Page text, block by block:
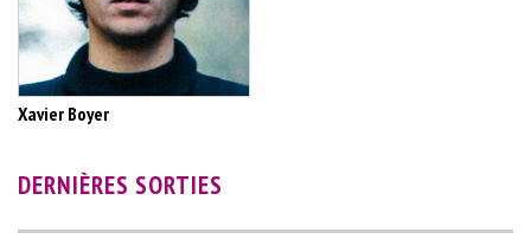
Xavier Boyer
DERNIÈRES SORTIES